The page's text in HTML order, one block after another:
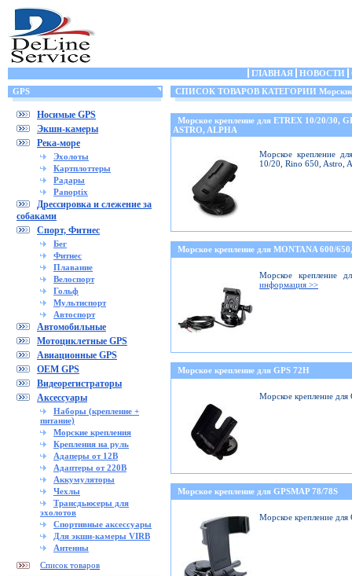
ГЛАВНАЯ НОВОСТИ
GPS
Носимые GPS
Экшн-камеры
Река-море
Эхолоты
Картплоттеры
Радары
Panoptix
Дрессировка и слежение за
собаками
Спорт, Фитнес
Бег
Фитнес
Плавание
Велоспорт
Гольф
Мультиспорт
Автоспорт
Автомобильные
Мотоциклетные GPS
Авиационные GPS
OEM GPS
Видеорегистраторы
Аксессуары
Наборы (крепление +
питание)
Морские крепления
Крепления на руль
Адаперы от 12В
Адаптеры от 220В
Аккумуляторы
Чехлы
Трансдьюсеры для
эхолотов
Спортивные аксессуары
Для экшн-камеры VIRB
Антенны
Список товаров
СПИСОК ТОВАРОВ КАТЕГОРИИ Морские
Морское крепление для ETREX 10/20/30,
ASTRO, ALPHA
Морское крепление
10/20, Rino 650, Astro,
Морское крепление для MONTANA 600/
Морское крепление
информация >>
Морское крепление для GPS 72H
Морское крепление
Морское крепление для GPSMAP 78/78S
Морское крепление